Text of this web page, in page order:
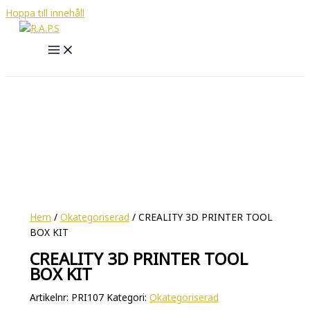
Hoppa till innehåll
Hem / Okategoriserad / CREALITY 3D PRINTER TOOL
BOX KIT
CREALITY 3D PRINTER TOOL
BOX KIT
Artikelnr: PRI107 Kategori: Okategoriserad